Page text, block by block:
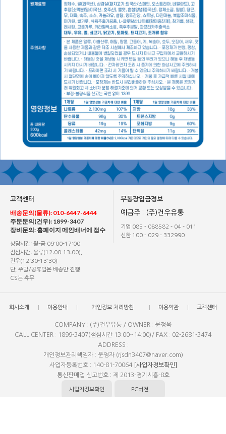
고객센터
배송문의(물류): 010-6447-6444
주문문의(건우): 1899-3407
장비문의: 홈페이지 메인배너에 접수
상담시간: 월-금 09:00-17:00
점심시간: 물류(12:00-13:00),
건우(12:30-13:30)
단, 주말/공휴일은 배송만 진행
CS는 휴무
무통장입금정보
예금주 : (주)건우유통
기업 085 - 088582 - 04 - 011
신한 100 - 029 - 332990
회사소개 이용안내 개인정보 처리방침 이용약관 고객센터
COMPANY : (주)건우유통 / OWNER : 문정옥
CALL CENTER : 1899-3407(점심시간 13:00~14:00)/ FAX : 02-2681-3474
ADDRESS :
개인정보관리책임자 : 운영자 (rjsdn3407@naver.com)
사업자등록번호 : 140-81-70064 [사업자정보확인]
통신판매업 신고번호 : 제 2013-경기시흥-8호
사업자정보확인 PC버전